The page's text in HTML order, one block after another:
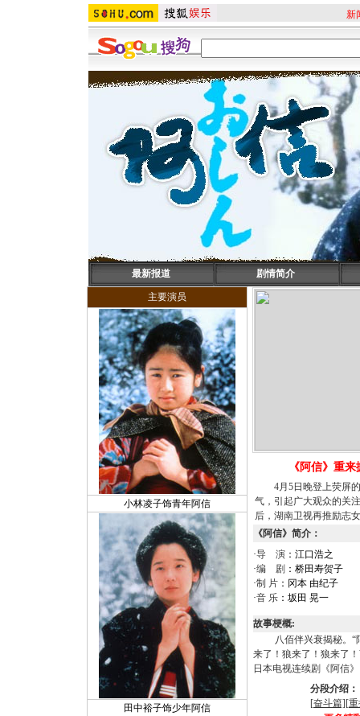
新
最新报道 剧情简介
主要演员
小林凌子饰青年阿信
田中裕子饰少年阿信
《阿信》重
4月5日晚登上荧屏
气，引起广大观众的关
后，湖南卫视再推励志
《阿信》简介：
·导 演 ：江口浩之
·编 剧 ：桥田寿贺子
·制 片 ：冈本 由纪子
·音 乐 ：坂田 晃一
故事梗概:
八佰伴兴衰揭秘。“
来了！狼来了！狼来了
日本电视连续剧《阿
分段介绍：
[奋斗篇][